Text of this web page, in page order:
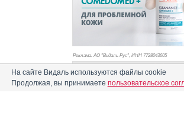
Реклама. АО "Видаль Рус", ИНН 7728043605
На сайте Видаль используются файлы cookie
Продолжая, вы принимаете пользовательское